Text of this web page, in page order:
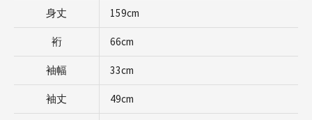
身丈 159cm
裄 66cm
袖幅 33cm
袖丈 49cm